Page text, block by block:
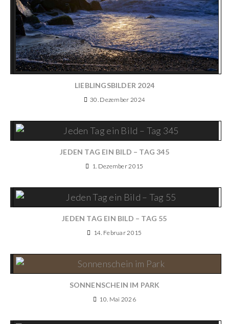
LIEBLINGSBILDER 2024
30. Dezember 2024
JEDEN TAG EIN BILD – TAG 345
1. Dezember 2015
JEDEN TAG EIN BILD – TAG 55
14. Februar 2015
SONNENSCHEIN IM PARK
10. Mai 2026